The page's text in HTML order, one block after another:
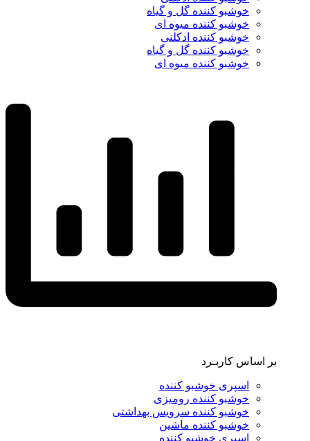
خوشبو کننده گل و گیاه
خوشبو کننده میوه ای
خوشبو کننده ادکلنی
خوشبو کننده گل و گیاه
خوشبو کننده میوه ای
بر اساس کاربـرد
اسپری خوشبو کننده
خوشبو کننده رومیزی
خوشبو کننده سرویس بهداشتی
خوشبو کننده ماشین
اسپری خوشبو کننده